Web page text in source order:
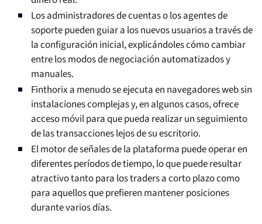
Los administradores de cuentas o los agentes de
soporte pueden guiar a los nuevos usuarios a través de
la configuración inicial, explicándoles cómo cambiar
entre los modos de negociación automatizados y
manuales.
Finthorix a menudo se ejecuta en navegadores web sin
instalaciones complejas y, en algunos casos, ofrece
acceso móvil para que pueda realizar un seguimiento
de las transacciones lejos de su escritorio.
El motor de señales de la plataforma puede operar en
diferentes períodos de tiempo, lo que puede resultar
atractivo tanto para los traders a corto plazo como
para aquellos que prefieren mantener posiciones
durante varios días.